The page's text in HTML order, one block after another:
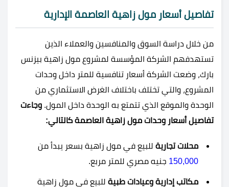
تفاصيل أسعار مول زاهية العاصمة الإدارية
من خلال دراسة السوق والمنافسين والعملاء الذين
تستهدفهم الشركة المؤسسة لمشروع مول زاهية بيزنس
بارك، وضعت الشركة أسعار تنافسية للمتر داخل وحدات
المشروع، والتي تختلف باختلاف الغرض الاستثماري من
الوحدة والموقع الذي تتمتع به الوحدة داخل المول. وجاءت
تفاصيل أسعار وحدات مول زاهية العاصمة كالتالي:
محلات تجارية للبيع في مول زاهية بسعر يبدأ من
150,000 جنيه مصري للمتر مربع.
مكاتب إدارية وعيادات طبية للبيع في مول زاهية